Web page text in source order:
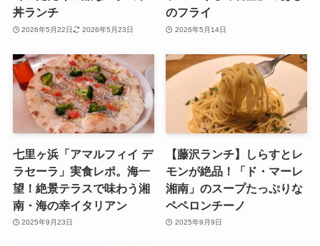
丼ランチ
2026年5月22日 2026年5月23日
のフライ
2026年5月14日
七里ヶ浜「アマルフィイ デ
ラセーラ」実食レポ。海一
望！絶景テラスで味わう湘
南・海の幸イタリアン
2025年9月23日
【藤沢ランチ】しらすとレ
モンが絶品！「ド・マーレ
湘南」のスープたっぷりな
ペペロンチーノ
2025年9月9日